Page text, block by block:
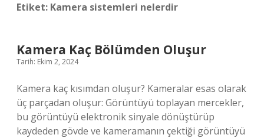
Etiket: Kamera sistemleri nelerdir
Kamera Kaç Bölümden Oluşur
Tarih: Ekim 2, 2024
Kamera kaç kısımdan oluşur? Kameralar esas olarak
üç parçadan oluşur: Görüntüyü toplayan mercekler,
bu görüntüyü elektronik sinyale dönüştürüp
kaydeden gövde ve kameramanın çektiği görüntüyü